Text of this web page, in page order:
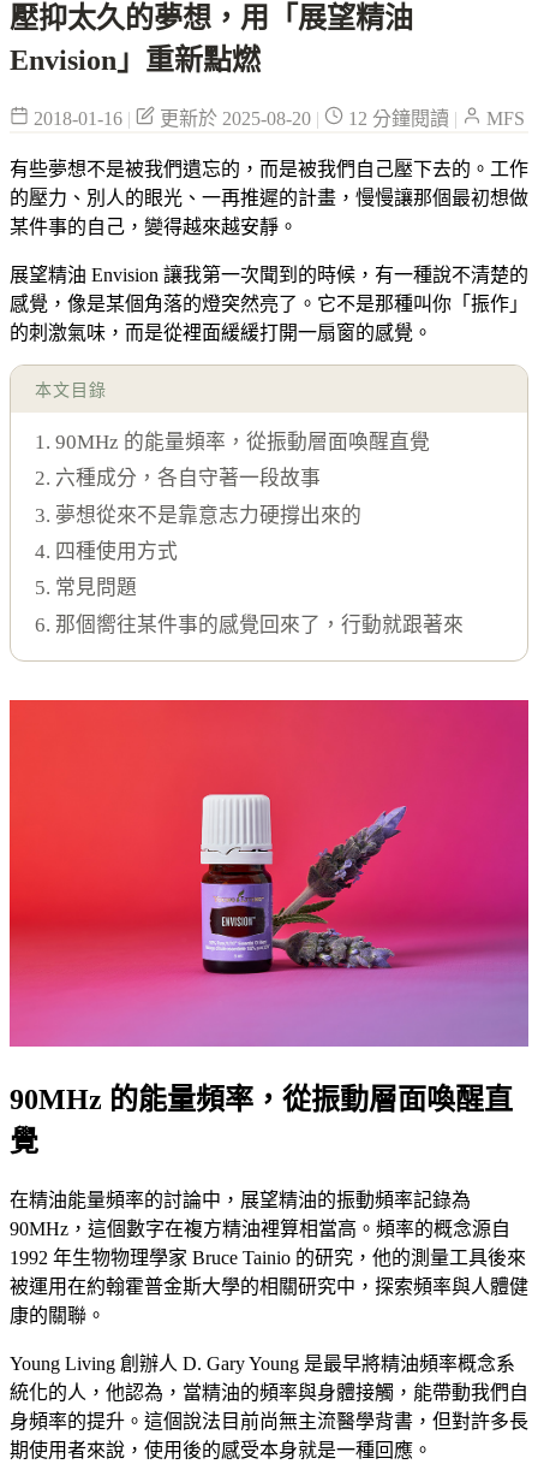
壓抑太久的夢想，用「展望精油
Envision」重新點燃
2018-01-16 | 更新於 2025-08-20 | 12 分鐘閱讀 | MFS
有些夢想不是被我們遺忘的，而是被我們自己壓下去的。工作
的壓力、別人的眼光、一再推遲的計畫，慢慢讓那個最初想做
某件事的自己，變得越來越安靜。
展望精油 Envision 讓我第一次聞到的時候，有一種說不清楚的
感覺，像是某個角落的燈突然亮了。它不是那種叫你「振作」
的刺激氣味，而是從裡面緩緩打開一扇窗的感覺。
本文目錄
1. 90MHz 的能量頻率，從振動層面喚醒直覺
2. 六種成分，各自守著一段故事
3. 夢想從來不是靠意志力硬撐出來的
4. 四種使用方式
5. 常見問題
6. 那個嚮往某件事的感覺回來了，行動就跟著來
90MHz 的能量頻率，從振動層面喚醒直
覺
在精油能量頻率的討論中，展望精油的振動頻率記錄為
90MHz，這個數字在複方精油裡算相當高。頻率的概念源自
1992 年生物物理學家 Bruce Tainio 的研究，他的測量工具後來
被運用在約翰霍普金斯大學的相關研究中，探索頻率與人體健
康的關聯。
Young Living 創辦人 D. Gary Young 是最早將精油頻率概念系
統化的人，他認為，當精油的頻率與身體接觸，能帶動我們自
身頻率的提升。這個說法目前尚無主流醫學背書，但對許多長
期使用者來說，使用後的感受本身就是一種回應。